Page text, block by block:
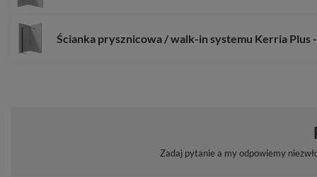
Ścianka prysznicowa / walk-in systemu Kerria Plus
Zadaj pytanie a my odpowiemy